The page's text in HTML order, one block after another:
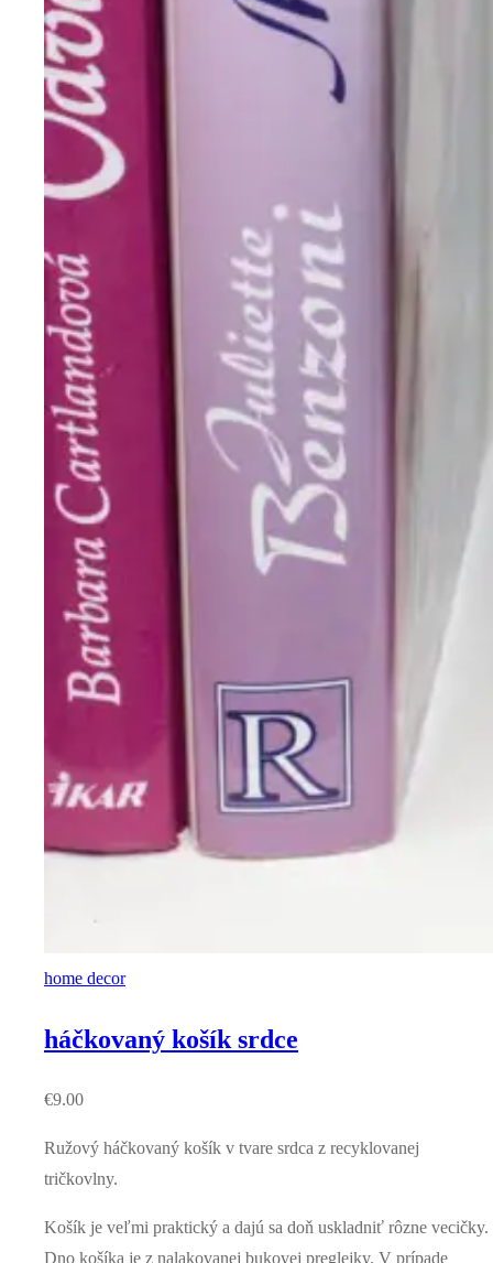
home decor
háčkovaný košík srdce
€9.00
Ružový háčkovaný košík v tvare srdca z recyklovanej
tričkovlny.
Košík je veľmi praktický a dajú sa doň uskladniť rôzne vecičky.
Dno košíka je z nalakovanej bukovej preglejky. V prípade